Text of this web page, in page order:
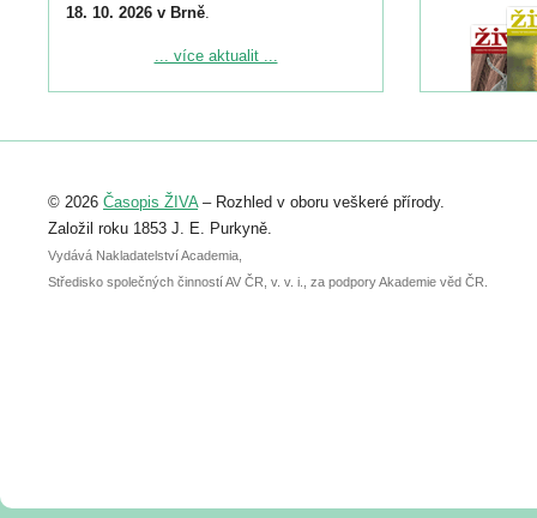
18. 10. 2026 v Brně.
Podrobnější informace ke konferenci
Registrovat se můžete do 6. září.
abstraktu přihlášené přednášky nebo
posteru je už 30. června.
... více aktualit ...
© 2026 Časopis ŽIVA– Rozhled v oboru veškeré přírody.
Založil roku 1853 J. E. Purkyně.
Vydává Nakladatelství Academia,
Středisko společných činností AV ČR, v. v. i., za podpory Akademie věd ČR.